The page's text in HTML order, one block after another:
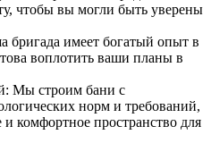
чтобы вы могли быть уверены
имеет богатый опыт в
воплотить ваши планы в
Мы строим бани с
норм и требований,
и комфортное пространство для